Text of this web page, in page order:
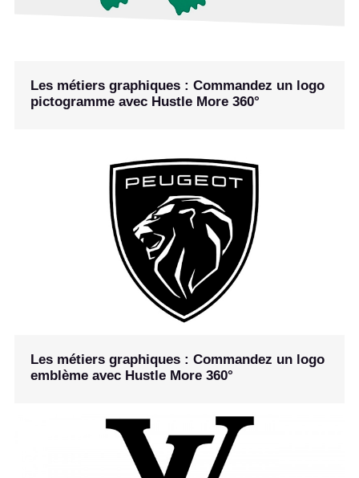
Les métiers graphiques : Commandez un logo
pictogramme avec Hustle More 360°
Les métiers graphiques : Commandez un logo
emblème avec Hustle More 360°